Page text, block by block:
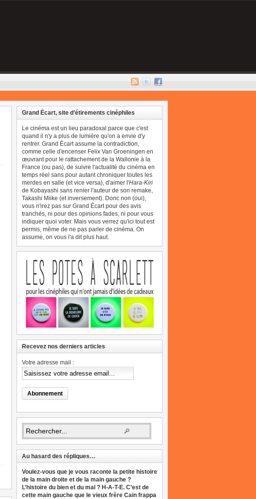
Grand Écart, site d’étirements cinéphiles
Le cinéma est un lieu paradoxal parce que c'est
quand il n'y a plus de lumière qu'on a envie d'y
rentrer. Grand Écart assume la contradiction,
comme celle d'encenser Felix Van Groeningen en
œuvrant pour le rattachement de la Wallonie à la
France (ou pas), de suivre l'actualité du cinéma en
temps réel sans pour autant chroniquer toutes les
merdes en salle (et vice versa), d'aimer l'Hara-Kiri
de Kobayashi sans renier l'auteur de son remake,
Takashi Miike (et inversement). Donc non (oui),
vous n'irez pas sur Grand Écart pour des avis
tranchés, ni pour des opinions fades, ni pour vous
indiquer quoi voter. Mais vous verrez qu'ici tout est
permis, même de ne pas parler de cinéma. On
assume, on vous l'a dit plus haut.
Recevez nos derniers articles
Votre adresse mail :
Au hasard des répliques…
Voulez-vous que je vous raconte la petite histoire
de la main droite et de la main gauche ?
L’histoire du bien et du mal ? H-A-T-E. C’est de
cette main gauche que le vieux frère Cain frappa